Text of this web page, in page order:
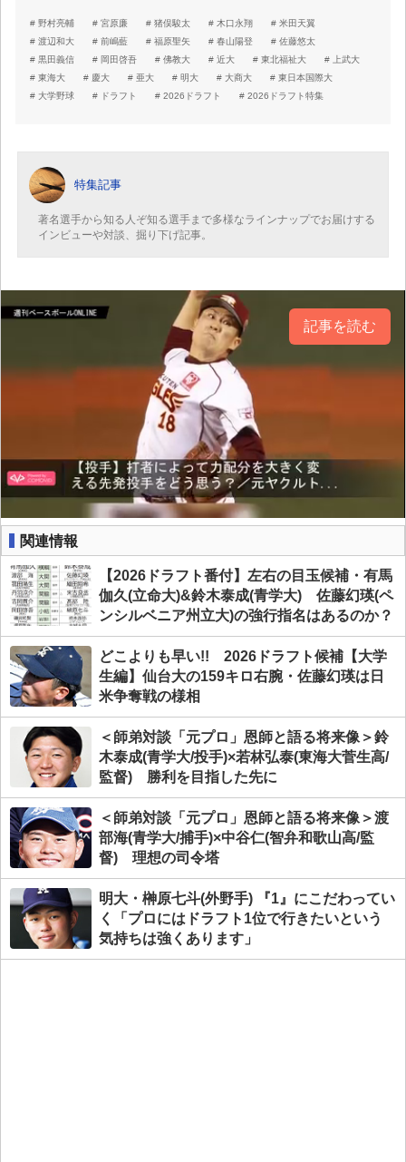
野村亮輔 宮原廉 猪俣駿太 木口永翔
米田天翼
渡辺和大
前嶋藍 福原聖矢 春山陽登
佐藤悠太
黒田義信
岡田啓吾 佛教大 近大 東北福祉大
上武大
東海大
慶大 亜大 明大 大商大
東日本国際大
大学野球
ドラフト 2026ドラフト 2026ドラフト特集
特集記事
著名選手から知る人ぞ知る選手まで多様なラインナップでお届けする
インビューや対談、掘り下げ記事。
記事を読む
関連情報
【2026ドラフト番付】左右の目玉候補・有馬
伽久(立命大)&鈴木泰成(青学大) 佐藤幻瑛(ペ
ンシルベニア州立大)の強行指名はあるのか？
どこよりも早い!! 2026ドラフト候補【大学
生編】仙台大の159キロ右腕・佐藤幻瑛は日
米争奪戦の様相
＜師弟対談「元プロ」恩師と語る将来像＞鈴
木泰成(青学大/投手)×若林弘泰(東海大菅生高/
監督) 勝利を目指した先に
＜師弟対談「元プロ」恩師と語る将来像＞渡
部海(青学大/捕手)×中谷仁(智弁和歌山高/監
督) 理想の司令塔
明大・榊原七斗(外野手) 『1』にこだわってい
く「プロにはドラフト1位で行きたいという
気持ちは強くあります」